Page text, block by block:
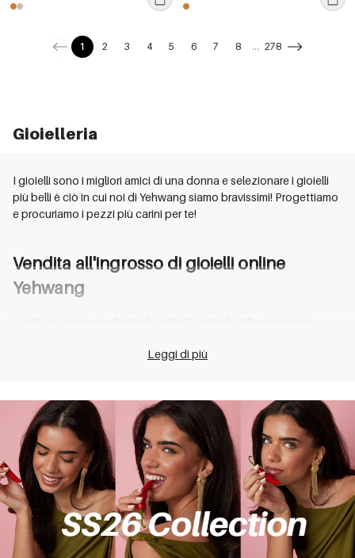
1 2 3 4 5 6 7 8 ... 278
Gioielleria
I gioielli sono i migliori amici di una donna e selezionare i gioielli
più belli è ciò in cui noi di Yehwang siamo bravissimi! Progettiamo
e procuriamo i pezzi più carini per te!
Vendita all'ingrosso di gioielli online
Yehwang
, pensiamo che sia importante creare gioielli
Quindi, ti piacerebbe avviare il tuo marchio di moda o attività? O
vuoi ampliare la tua attuale gamma di prodotti? Allora sei nel
posto giusto su
Yehwang Wholesale!
Acquista la tua intera collezione
all'ingrosso di gioielli online Yehwang
La nostra collezione di gioielli comprendebracciali collane,
Leggi di più